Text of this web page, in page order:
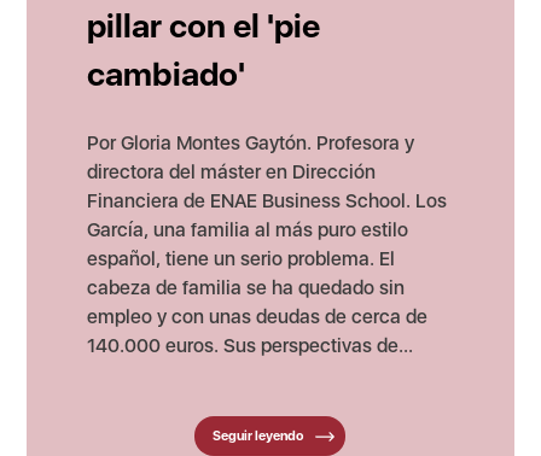
pillar con el 'pie
cambiado'
Por Gloria Montes Gaytón. Profesora y
directora del máster en Dirección
Financiera de ENAE Business School. Los
García, una familia al más puro estilo
español, tiene un serio problema. El
cabeza de familia se ha quedado sin
empleo y con unas deudas de cerca de
140.000 euros. Sus perspectivas de...
Seguir leyendo